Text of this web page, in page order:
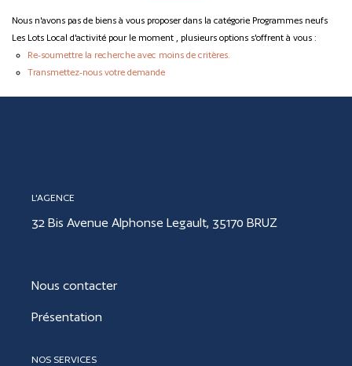
L’AGENCE
Qui Sommes Nous
Plus de critères Créer une alerte
Nous n'avons pas de biens à vous proposer dans la catégorie Programmes neufs
Les Lots Local d'activité pour le moment , plusieurs options s'offrent à vous :
Re-soumettre la recherche avec moins de critères.
Transmettez-nous votre demande
L'AGENCE
32 Bis Avenue Alphonse Legault, 35170 BRUZ
Nous contacter
Présentation
NOS SERVICES